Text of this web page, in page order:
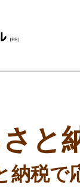
と
納税で